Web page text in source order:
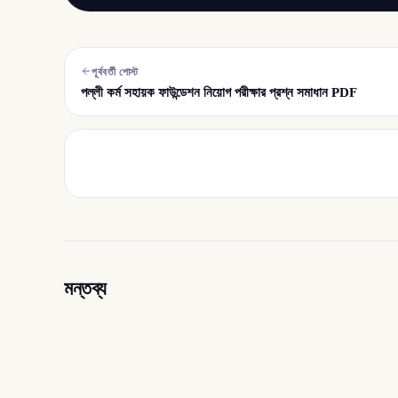
পূর্ববর্তী পোস্ট
পল্লী কর্ম সহায়ক ফাউন্ডেশন নিয়োগ পরীক্ষার প্রশ্ন সমাধান PDF
মন্তব্য